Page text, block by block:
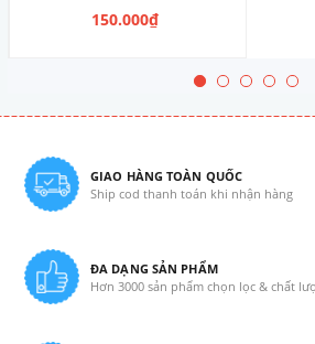
150.000₫
GIAO HÀNG TOÀN QUỐC
Ship cod thanh toán khi nhận hàng
ĐA DẠNG SẢN PHẨM
Hơn 3000 sản phẩm chọn lọc & chất